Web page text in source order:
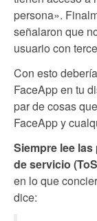
persona».
señalaron que
usuario con
Con esto
FaceApp en tu
par de cosas
FaceApp y
Siempre lee
de servicio
en lo que
dice: